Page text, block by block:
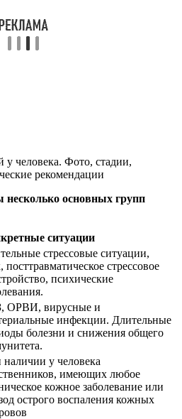
основных групп
ситуации
стрессовые ситуации,
посттравматическое стрессовое
психические
ОРВИ, вирусные и
инфекции. Длительные
болезни и снижения общего
у человека
имеющих любое
кожное заболевание или
острого воспаления кожных